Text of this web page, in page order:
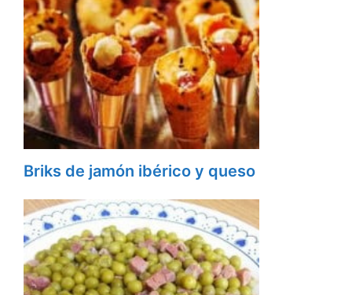
Briks de jamón ibérico y queso